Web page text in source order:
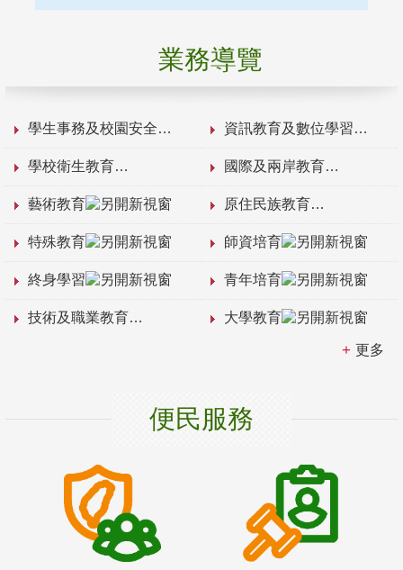
業務導覽
學生事務及校園安全 資訊教育及數位學習
學校衛生教育 國際及兩岸教育
藝術教育 原住民族教育
特殊教育 師資培育
終身學習 青年培育
技術及職業教育 大學教育
更多
便民服務